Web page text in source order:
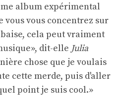
album expérimental
vous vous concentrez sur
cela peut vraiment
dit-elle Julia
chose que je voulais
cette merde, puis d'aller
point je suis cool.»